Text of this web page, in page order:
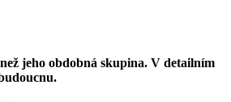
jeho obdobná skupina. V detailním